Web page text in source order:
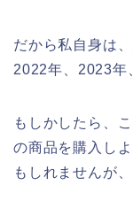
だから私自身は
2022年、2023年
もしかしたら、
の商品を購入し
もしれませんが、